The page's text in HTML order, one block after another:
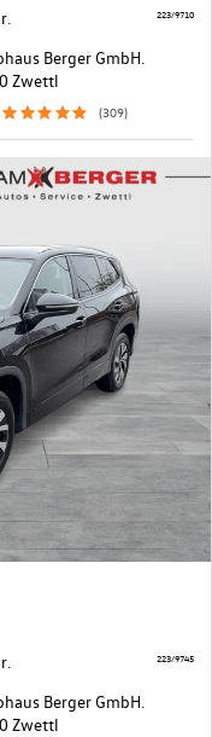
Berger GmbH.
Zwettl
(309)
223/9710
Berger GmbH.
Zwettl
223/9745